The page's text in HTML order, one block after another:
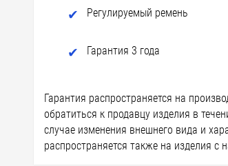
Регулируемый ремень
Гарантия 3 года
Гарантия распространяется на
обратиться к продавцу изделия в
случае изменения внешнего вида и
распространяется также на изделия с